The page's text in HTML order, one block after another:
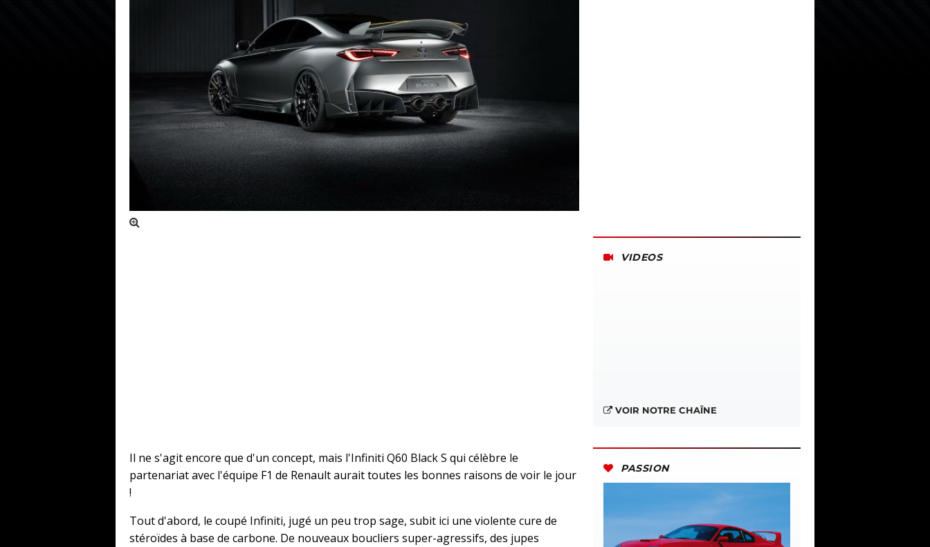
Il ne s'agit encore que d'un concept, mais l'Infiniti Q60 Black S qui célèbre le
partenariat avec l'équipe F1 de Renault aurait toutes les bonnes raisons de voir le jour
!
Tout d'abord, le coupé Infiniti, jugé un peu trop sage, subit ici une violente cure de
stéroïdes à base de carbone. De nouveaux boucliers super-agressifs, des jupes
VIDEOS
VOIR NOTRE CHAÎNE
PASSION